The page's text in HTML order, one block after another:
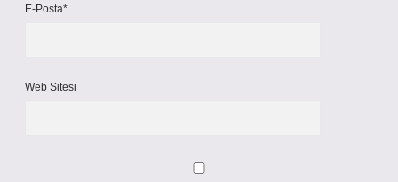
E-Posta*
Web Sitesi